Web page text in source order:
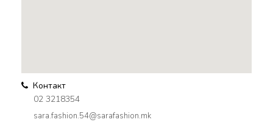
Контакт
02 3218354
sara.fashion.54@sarafashion.mk